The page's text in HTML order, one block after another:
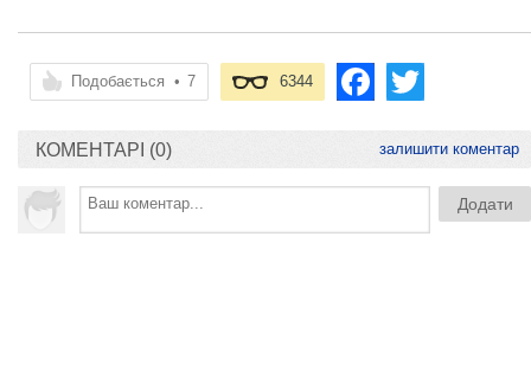
Подобається • 7 6344
КОМЕНТАРІ (0) залишити коментар